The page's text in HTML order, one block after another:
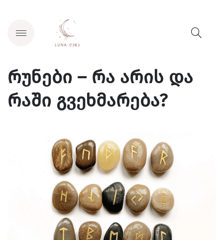
რუნები – რა არის და
რაში გვეხმარება?